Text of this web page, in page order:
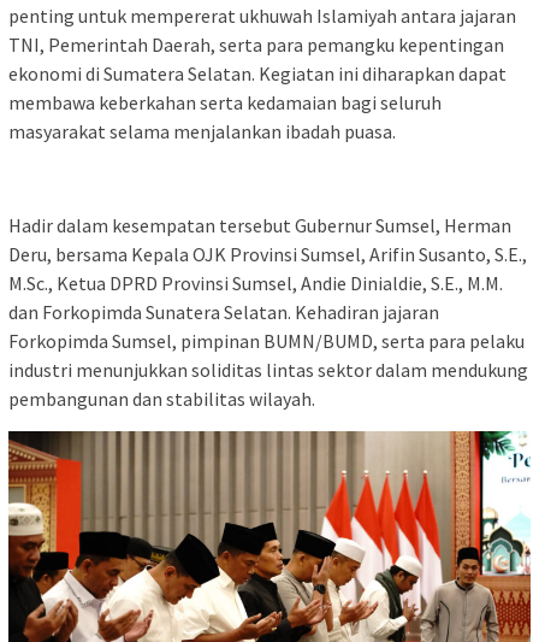
penting untuk mempererat ukhuwah Islamiyah antara jajaran
TNI, Pemerintah Daerah, serta para pemangku kepentingan
ekonomi di Sumatera Selatan. Kegiatan ini diharapkan dapat
membawa keberkahan serta kedamaian bagi seluruh
masyarakat selama menjalankan ibadah puasa.
Hadir dalam kesempatan tersebut Gubernur Sumsel, Herman
Deru, bersama Kepala OJK Provinsi Sumsel, Arifin Susanto, S.E.,
M.Sc., Ketua DPRD Provinsi Sumsel, Andie Dinialdie, S.E., M.M.
dan Forkopimda Sunatera Selatan. Kehadiran jajaran
Forkopimda Sumsel, pimpinan BUMN/BUMD, serta para pelaku
industri menunjukkan soliditas lintas sektor dalam mendukung
pembangunan dan stabilitas wilayah.